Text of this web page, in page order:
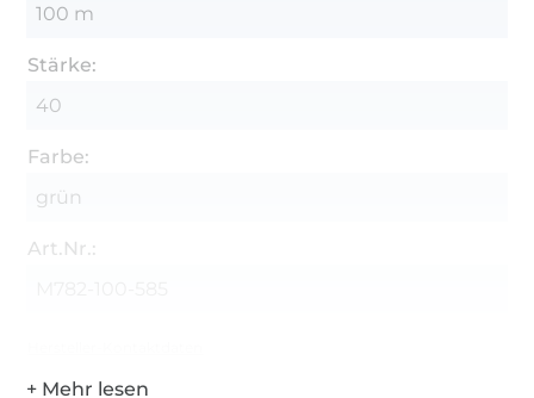
100 m
Stärke:
40
Farbe:
grün
Art.Nr.: